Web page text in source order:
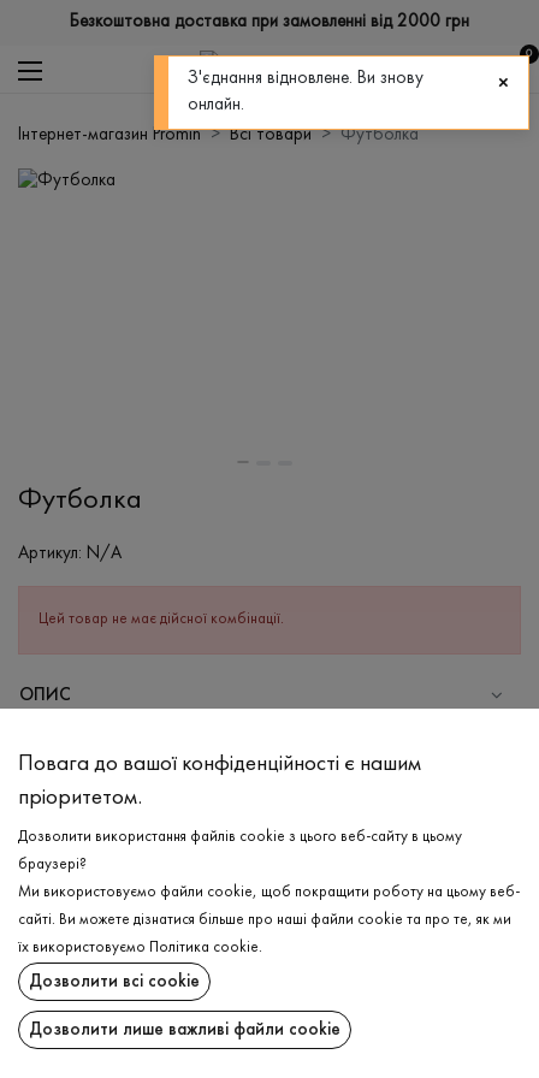
Безкоштовна доставка при замовленні від 2000 грн
0
Інтернет-магазин Promin Всі товари Футболка
Футболка
Артикул: N/A
Цей товар не має дійсної комбінації.
ОПИС
Бавовна - 95%, Еластан - 5%
Прання в холодній воді (до 30 ° C)
Відбілювання заборонено
Прасувати при середній температурі
Щадний віджим і сушка
Щадна хімчистка
ДОСТАВКА
ПОВЕРНЕННЯ
Повага до вашої конфіденційності є нашим
пріоритетом.
Дозволити використання файлів cookie з цього веб-сайту в цьому
браузері?
Ми використовуємо файли cookie, щоб покращити роботу на цьому веб-
сайті. Ви можете дізнатися більше про наші файли cookie та про те, як ми
їх використовуємо
Політика cookie.
Дозволити всі cookie
Дозволити лише важливі файли cookie
З'єднання відновлене. Ви знову
онлайн.